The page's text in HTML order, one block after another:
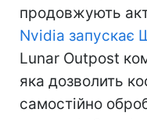
продовжують
Nvidia запускає
Lunar Outpost
яка дозволить
самостійно